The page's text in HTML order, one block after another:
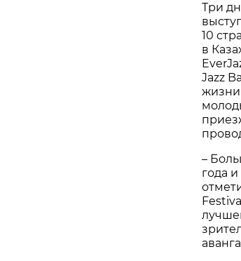
Три
10
в
Jazz
жизни
–
года